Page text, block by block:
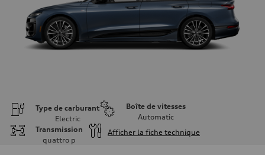
Type de carburant
Electric
Boîte de vitesses
Automatic
Transmission
quattro p
Afficher la fiche technique